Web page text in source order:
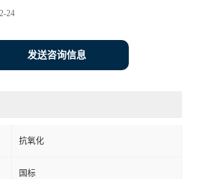
24
发送咨询信息
抗氧化
国标